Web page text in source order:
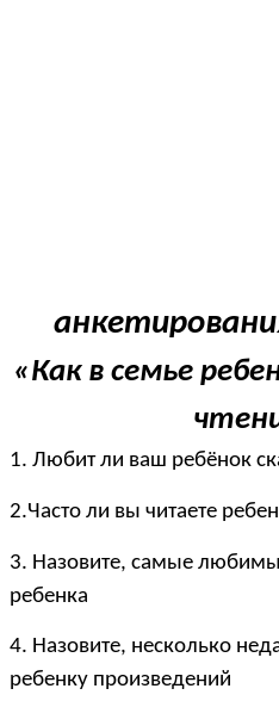
«Как в семье
1. Любит ли ваш ребёнок
2.Часто ли вы читаете
3. Назовите, самые
ребенка
4. Назовите, несколько
ребенку произведений